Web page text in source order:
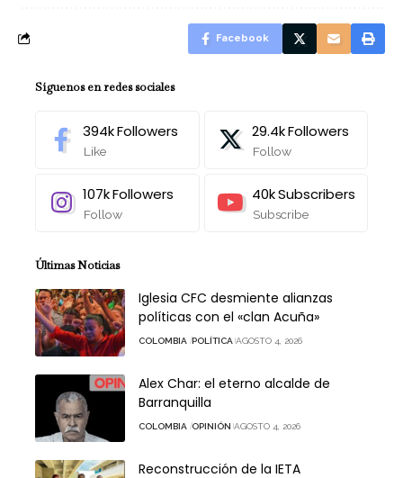
Facebook
Síguenos en redes sociales
394kFollowers
Like
29.4kFollowers
Follow
107kFollowers
Follow
40kSubscribers
Subscribe
Últimas Noticias
Iglesia CFC desmiente alianzas
políticas con el «clan Acuña»
COLOMBIA POLÍTICA AGOSTO 4, 2026
Alex Char: el eterno alcalde de
Barranquilla
COLOMBIA OPINIÓN AGOSTO 4, 2026
Reconstrucción de la IETA